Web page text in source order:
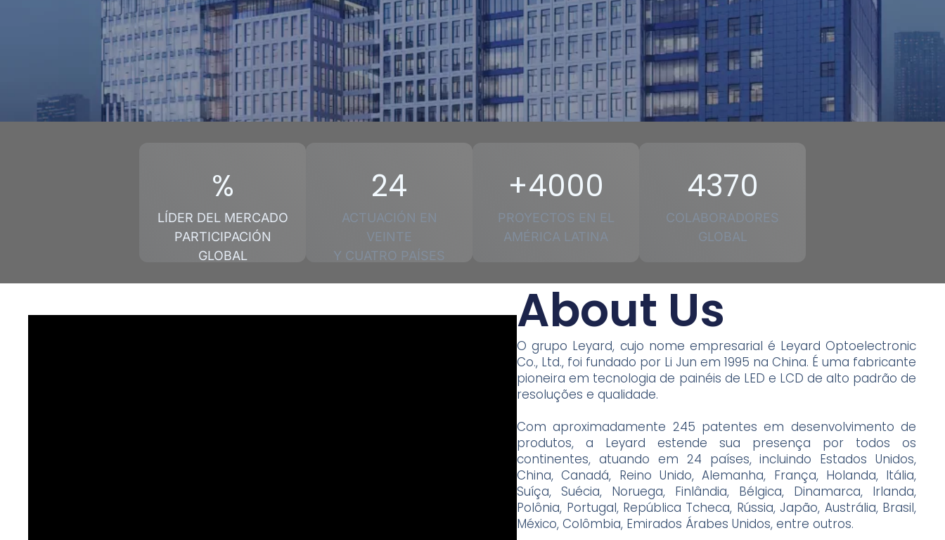
%
LÍDER DEL MERCADO
PARTICIPACIÓN
GLOBAL
24
ACTUACIÓN EN
VEINTE
Y CUATRO PAÍSES
+4000
PROYECTOS EN EL
AMÉRICA LATINA
4370
COLABORADORES
GLOBAL
About Us
O grupo Leyard, cujo nome empresarial é Leyard Optoelectronic
Co., Ltd., foi fundado por Li Jun em 1995 na China. É uma fabricante
pioneira em tecnologia de painéis de LED e LCDde alto padrão de
resoluções e qualidade.
Com aproximadamente 245 patentes em desenvolvimento de
produtos, a Leyard estende sua presença por todos os
continentes, atuando em 24 países, incluindo Estados Unidos,
China, Canadá, Reino Unido, Alemanha, França, Holanda, Itália,
Suíça, Suécia, Noruega, Finlândia, Bélgica, Dinamarca, Irlanda,
Polônia, Portugal, República Tcheca, Rússia, Japão, Austrália, Brasil,
México, Colômbia, Emirados Árabes Unidos, entre outros.